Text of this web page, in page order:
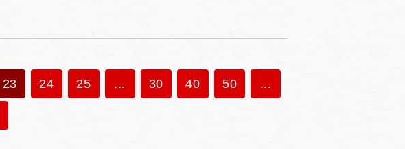
23 24 25 ... 30 40 50 ...